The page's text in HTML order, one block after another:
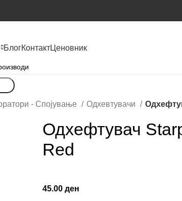
БлогКонтактЦеновник
- Спојување Одхевтувачи
Одхефтувач
Red
45.00 ден